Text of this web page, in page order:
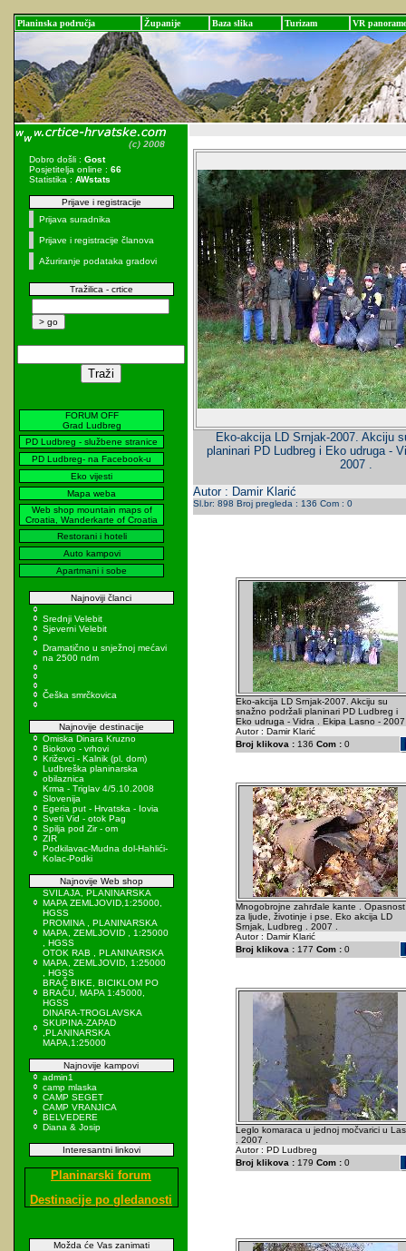
Planinska područja Županije Baza slika Turizam VR panorame
Dobro došli : Gost
Posjetitelja online : 66
Statistika : AWstats
Prijave i registracije
Prijava suradnika
Prijave i registracije članova
Ažuriranje podataka gradovi
Tražilica - crtice
FORUM OFF
Grad Ludbreg
PD Ludbreg - službene stranice
PD Ludbreg- na Facebook-u
Eko vijesti
Mapa weba
Web shop mountain maps of
Croatia, Wanderkarte of Croatia
Restorani i hoteli
Auto kampovi
Apartmani i sobe
Najnoviji članci
Srednji Velebit
Sjeverni Velebit
Dramatično u snježnoj mećavi
na 2500 ndm
Češka smrčkovica
Najnovije destinacije
Omiska Dinara Kruzno
Biokovo - vrhovi
Križevci - Kalnik (pl. dom)
Ludbreška planinarska
obilaznica
Krma - Triglav 4/5.10.2008
Slovenija
Egeria put - Hrvatska - Iovia
Sveti Vid - otok Pag
Spilja pod Zir - om
ZIR
Podkilavac-Mudna dol-Hahlići-
Kolac-Podki
Najnovije Web shop
SVILAJA, PLANINARSKA
MAPA ZEMLJOVID,1:25000,
HGSS
PROMINA , PLANINARSKA
MAPA, ZEMLJOVID , 1:25000
, HGSS
OTOK RAB , PLANINARSKA
MAPA, ZEMLJOVID, 1:25000
, HGSS
BRAČ BIKE, BICIKLOM PO
BRAČU, MAPA 1:45000,
HGSS
DINARA-TROGLAVSKA
SKUPINA-ZAPAD
,PLANINARSKA
MAPA,1:25000
Najnovije kampovi
admin1
camp mlaska
CAMP SEGET
CAMP VRANJICA
BELVEDERE
Diana & Josip
Interesantni linkovi
Planinarski forum
Destinacije po gledanosti
Možda će Vas zanimati
Eko-akcija LD Srnjak-2007. Akciju
planinari PD Ludbreg i Eko udruga -
2007 .
Autor : Damir Klarić
Sl.br: 898 Broj pregleda : 136 Com : 0
Eko-akcija LD Srnjak-2007. Akciju su
snažno podržali planinari PD Ludbreg i
Eko udruga - Vidra . Ekipa Lasno -
Autor : Damir Klarić
Broj klikova :136 Com :0
Mnogobrojne zahrđale kante . Opasnost
za ljude, životinje i pse. Eko akcija LD
Srnjak, Ludbreg . 2007 .
Autor : Damir Klarić
Broj klikova :177 Com :0
Leglo komaraca u jednoj močvarici u
. 2007 .
Autor : PD Ludbreg
Broj klikova :179 Com :0